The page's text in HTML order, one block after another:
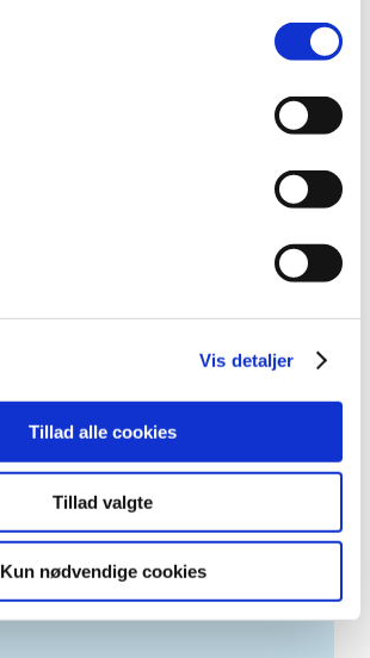
Vis detaljer
Tillad alle cookies
Tillad valgte
Kun nødvendige cookies